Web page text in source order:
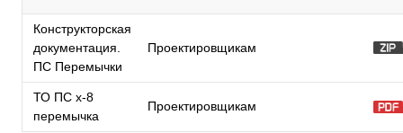
Конструкторская
документация.
ПС Перемычки
Проектировщикам
ТО ПС x-8
перемычка
Проектировщикам